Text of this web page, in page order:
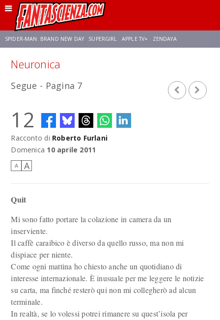
SPIDER-MAN: BRAND NEW DAY SUPERGIRL APPLE TV+ ZENDAYA
Neuronica
Segue - Pagina 7
12
Racconto di Roberto Furlani
Domenica 10 aprile 2011
A A
Quit
Mi sono fatto portare la colazione in camera da un
inserviente.
Il caffè caraibico è diverso da quello russo, ma non mi
dispiace per niente.
Come ogni mattina ho chiesto anche un quotidiano di
interesse internazionale. È inusuale per me leggere le notizie
su carta, ma finché resterò qui non mi collegherò ad alcun
terminale.
In realtà, se lo volessi potrei rimanere su quest’isola per